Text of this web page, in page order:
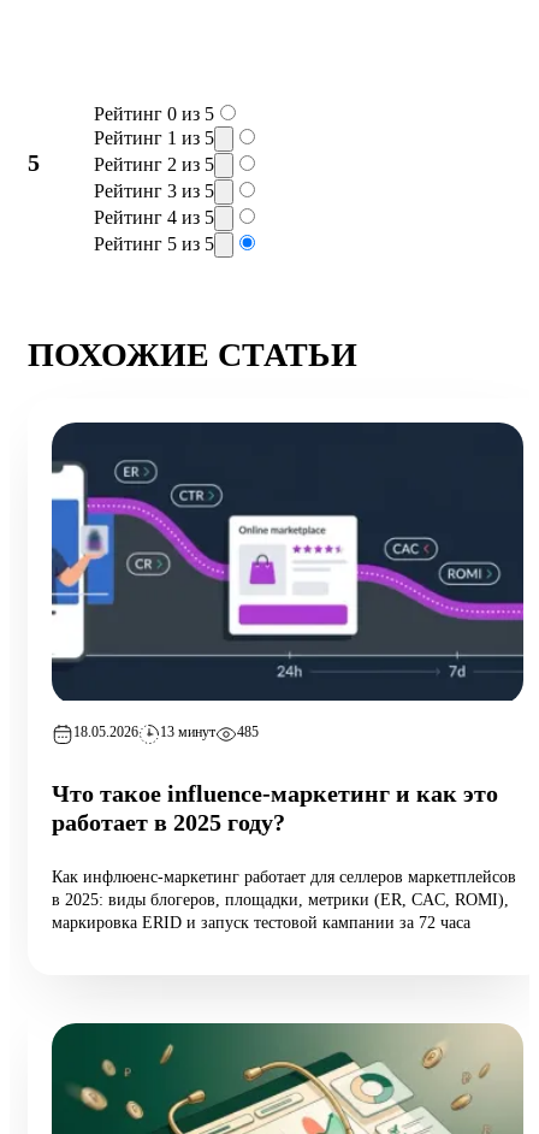
5
Рейтинг 0 из 5
Рейтинг 1 из 5
Рейтинг 2 из 5
Рейтинг 3 из 5
Рейтинг 4 из 5
Рейтинг 5 из 5
ПОХОЖИЕ СТАТЬИ
18.05.2026 13 минут 485
Что такое influence-маркетинг и как это
работает в 2025 году?
Как инфлюенс-маркетинг работает для селлеров маркетплейсов
в 2025: виды блогеров, площадки, метрики (ER, CAC, ROMI),
маркировка ERID и запуск тестовой кампании за 72 часа